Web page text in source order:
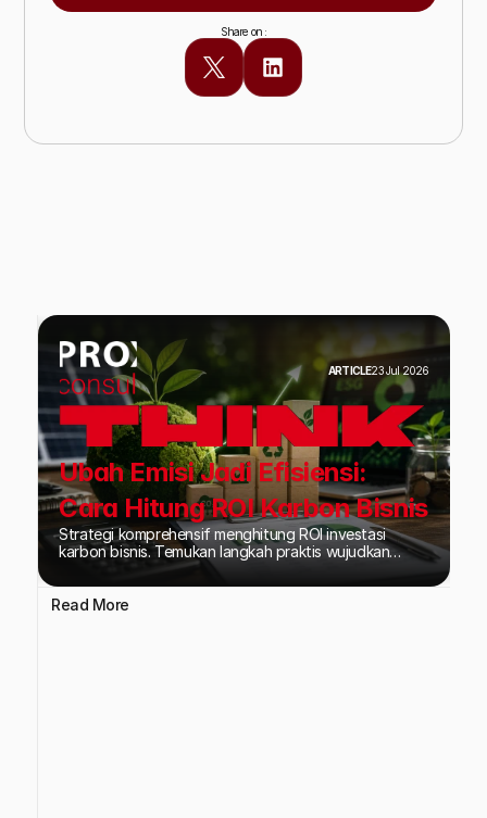
Share on :
Baca Juga Insight lainnya
Ubah Emisi Jadi Efisiensi:
Cara Hitung ROI Karbon Bisnis
Strategi komprehensif menghitung ROI investasi
karbon bisnis. Temukan langkah praktis wujudkan
efisiensi energi dan tingkatkan daya saing ESG
perusahaan di pasar global.
ARTICLE23 Jul 2026
Read More